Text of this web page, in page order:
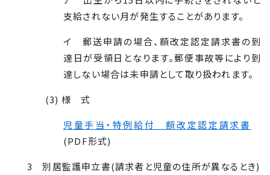
支給されない月が発生することがあります。
イ 郵送申請の場合、額改定認定請求書の到
達日が受領日となります。郵便事故等により到
達しない場合は未申請として取り扱われます。
(3) 様 式
児童手当・特例給付 額改定認定請求書
(PDF形式)
3 別居監護申立書(請求者と児童の住所が異なるとき)